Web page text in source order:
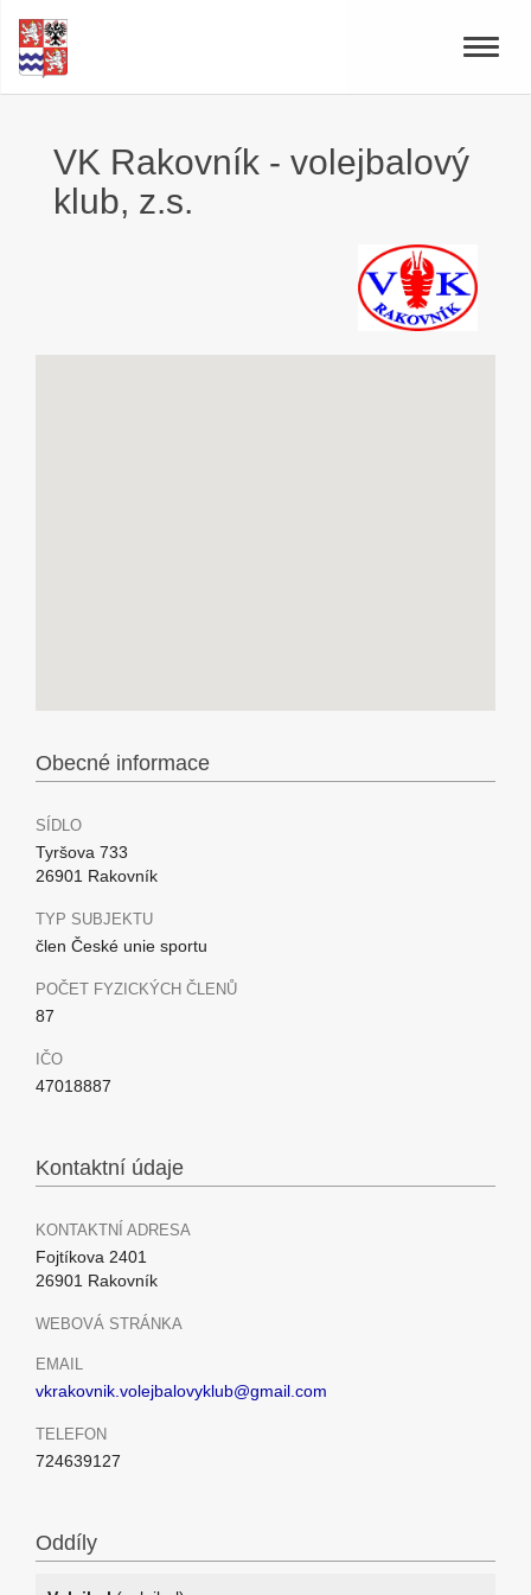
Toggle
VK Rakovník - volejbalový
klub, z.s.
Obecné informace
SÍDLO
Tyršova 733
26901 Rakovník
TYP SUBJEKTU
člen České unie sportu
POČET FYZICKÝCH ČLENŮ
87
IČO
47018887
Kontaktní údaje
KONTAKTNÍ ADRESA
Fojtíkova 2401
26901 Rakovník
WEBOVÁ STRÁNKA
EMAIL
vkrakovnik.volejbalovyklub@gmail.com
TELEFON
724639127
Oddíly